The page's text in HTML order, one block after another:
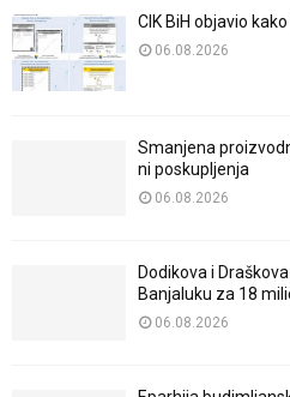
CIK BiH objavio
06.08.2026
Smanjena
ni poskupljenja
06.08.2026
Dodikova i
Banjaluku za 18
06.08.2026